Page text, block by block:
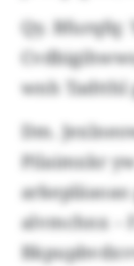
Qy. Bfurqfq:
wnh Tadtthl
Dm.
Pilaimxkr
arkepläaoao
alvmchnx –